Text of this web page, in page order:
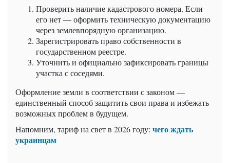
Проверить наличие кадастрового номера. Если
его нет — оформить техническую документацию
через землевпорядную организацию.
Зарегистрировать право собственности в
государственном реестре.
Уточнить и официально зафиксировать границы
участка с соседями.
Оформление земли в соответствии с законом —
единственный способ защитить свои права и избежать
возможных проблем в будущем.
Напомним, тариф на свет в 2026 году: чего ждать
украинцам